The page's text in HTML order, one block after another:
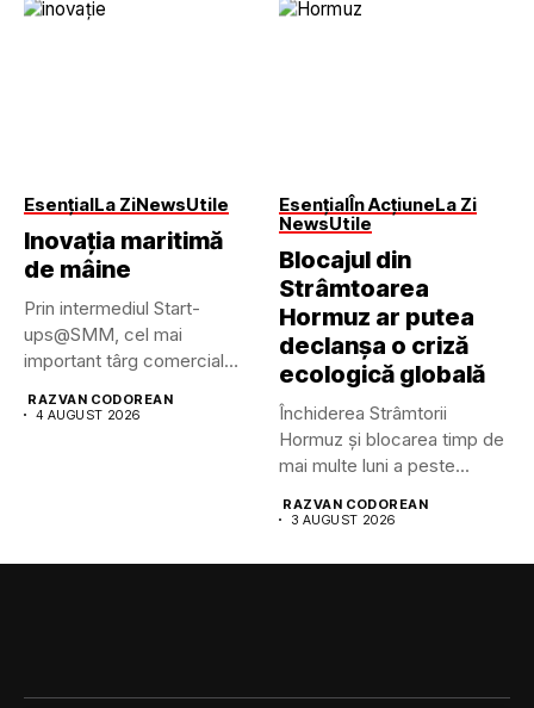
EsențialLa ZiNewsUtile
Inovația maritimă
de mâine
Prin intermediul Start-
ups@SMM, cel mai
important târg comercial
RAZVAN CODOREAN
4 AUGUST 2026
EsențialÎn AcțiuneLa Zi
NewsUtile
Blocajul din
Strâmtoarea
Hormuz ar putea
declanșa o criză
ecologică globală
Închiderea Strâmtorii
Hormuz și blocarea timp de
mai multe luni a peste...
RAZVAN CODOREAN
3 AUGUST 2026